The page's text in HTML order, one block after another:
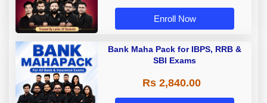
Enroll Now
Bank Maha Pack for IBPS, RRB &
SBI Exams
Rs 2,840.00